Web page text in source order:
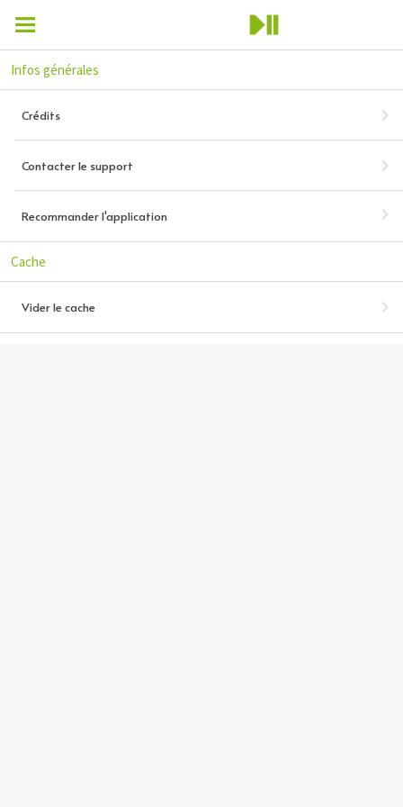
Infos générales
Crédits
Contacter le support
Recommander l'application
Cache
Vider le cache